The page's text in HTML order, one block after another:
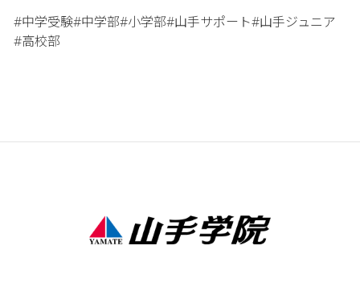
#中学受験#中学部#小学部#山手サポート#山手ジュニア
#高校部